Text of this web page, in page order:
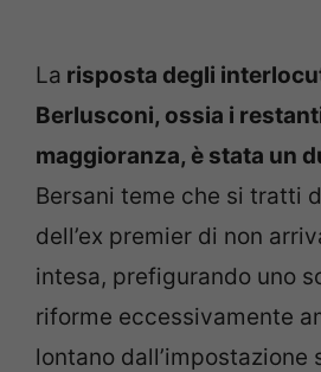
La risposta degli
Berlusconi, ossia i
maggioranza, è stata un
Bersani teme che si tratti
dell’ex premier di non
intesa, prefigurando uno
riforme eccessivamente
lontano dall’impostazione